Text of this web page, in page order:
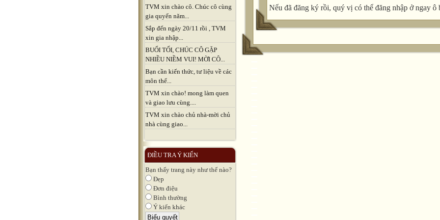
TVM xin chào cô. Chúc cô cùng
gia quyến năm...
Sắp đến ngày 20/11 rồi , TVM
xin gia nhập...
BUỔI TỐI, CHÚC CÔ GẶP
NHIỀU NIỀM VUI! MỜI CÔ...
Bạn cần kiến thức, tư liệu về các
môn thể...
TVM xin chào! mong làm quen
và giao lưu cùng....
TVM xin chào chủ nhà-mời chủ
nhà cùng giao...
ĐIỀU TRA Ý KIẾN
Bạn thấy trang này như thế nào?
Đẹp
Đơn điệu
Bình thường
Ý kiến khác
Nếu đã đăng ký rồi, quý vị có thể đăng nhập ở ngay ô